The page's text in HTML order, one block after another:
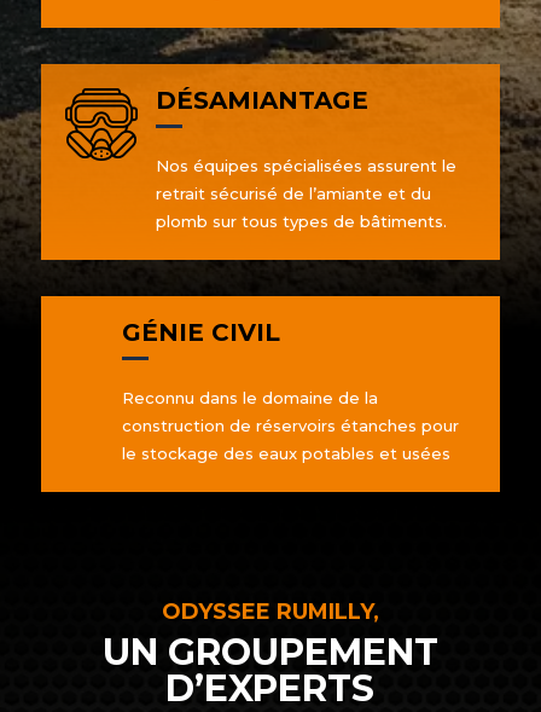
DÉSAMIANTAGE
Nos équipes spécialisées assurent le
retrait sécurisé de l’amiante et du
plomb sur tous types de bâtiments.
GÉNIE CIVIL
Reconnu dans le domaine de la
construction de réservoirs étanches pour
le stockage des eaux potables et usées
ODYSSEE RUMILLY,
UN GROUPEMENT
D’EXPERTS